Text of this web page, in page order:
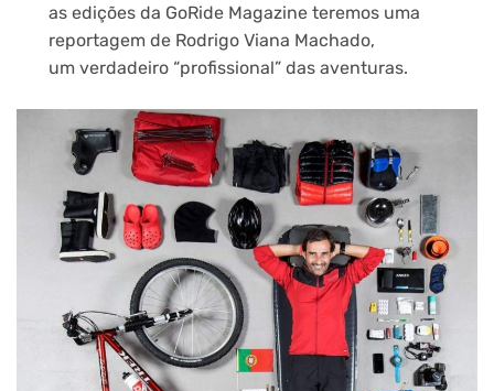
as edições da GoRide Magazine teremos uma
reportagem de Rodrigo Viana Machado,
um verdadeiro “profissional” das aventuras.